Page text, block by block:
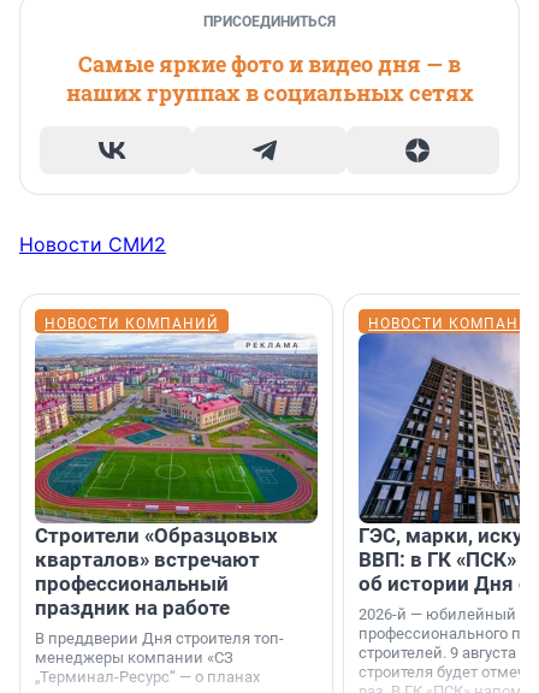
ПРИСОЕДИНИТЬСЯ
Самые яркие фото и видео дня — в
наших группах в социальных сетях
Новости СМИ2
НОВОСТИ КОМПАНИЙ
Строители «Образцовых
кварталов» встречают
профессиональный
праздник на работе
В преддверии Дня строителя топ-
менеджеры компании «СЗ
„Терминал-Ресурс“ — о планах
НОВОСТИ
ГЭС, марки,
ВВП: в ГК «ПСК»
об истории Дня
2026-й — юбилейный
профессионального
строителей. 9 августа
строителя будет